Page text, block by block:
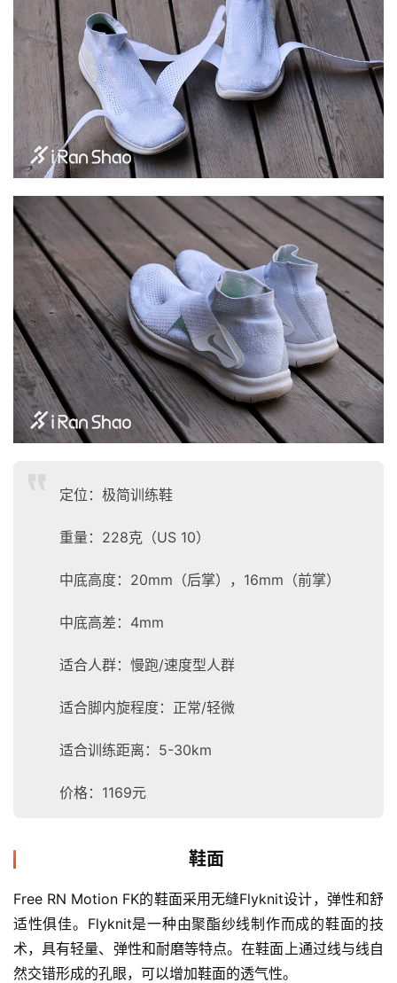
定位：极简训练鞋
重量：228克（US 10）
中底高度：20mm（后掌），16mm（前掌）
中底高差：4mm
适合人群：慢跑/速度型人群
适合脚内旋程度：正常/轻微
适合训练距离：5-30km
价格：1169元
鞋面
Free RN Motion FK的鞋面采用无缝Flyknit设计，弹性和舒
适性俱佳。Flyknit是一种由聚酯纱线制作而成的鞋面的技
术，具有轻量、弹性和耐磨等特点。在鞋面上通过线与线自
然交错形成的孔眼，可以增加鞋面的透气性。